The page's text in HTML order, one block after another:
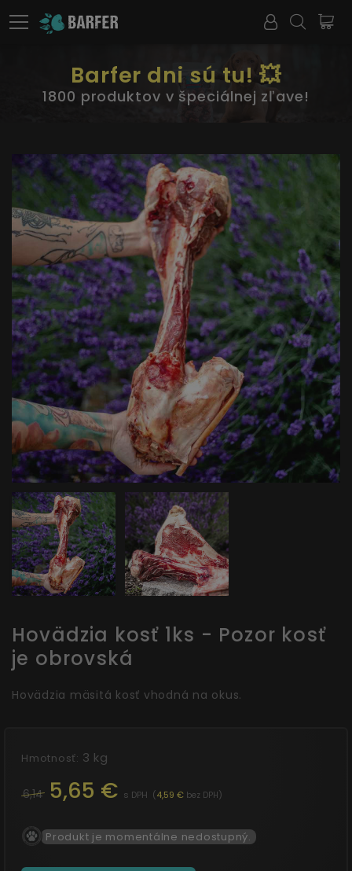
Barfer dni sú tu! 💥
1800 produktov v špeciálnej zľave!
Hovädzia kosť 1ks - Pozor kosť
je obrovská
Hovädzia mäsitá kosť vhodná na okus.
Hmotnosť: 3 kg
6,14 5,65 € s DPH (4,59 € bez DPH)
Produkt je momentálne nedostupný.